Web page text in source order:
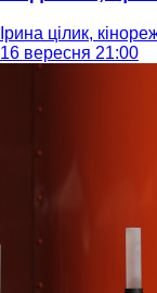
Ірина цілик,
16 вересня 21:00